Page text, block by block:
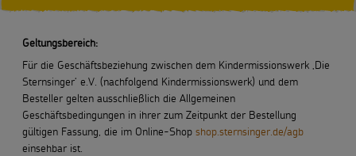
Für die Kita
Für die Schule
Für die Gemeinde
Geltungsbereich:
Für die Geschäftsbeziehung zwischen dem Kindermissionswerk ‚Die
Sternsinger‘ e.V. (nachfolgend Kindermissionswerk) und dem
Besteller gelten ausschließlich die Allgemeinen
Geschäftsbedingungen in ihrer zum Zeitpunkt der Bestellung
gültigen Fassung, die im Online-Shop shop.sternsinger.de/agb
einsehbar ist.